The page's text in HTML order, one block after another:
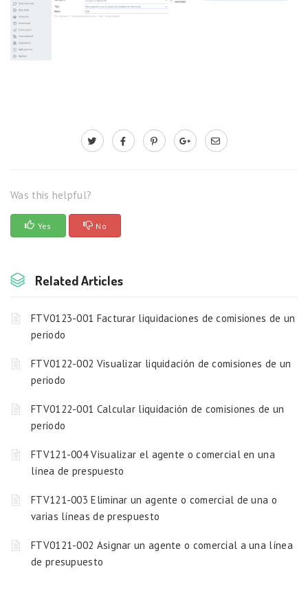
Was this helpful?
Yes No
Related Articles
FTV0123-001 Facturar liquidaciones de comisiones de un
periodo
FTV0122-002 Visualizar liquidación de comisiones de un
periodo
FTV0122-001 Calcular liquidación de comisiones de un
periodo
FTV121-004 Visualizar el agente o comercial en una
línea de prespuesto
FTV121-003 Eliminar un agente o comercial de una o
varias líneas de prespuesto
FTV0121-002 Asignar un agente o comercial a una línea
de presupuesto